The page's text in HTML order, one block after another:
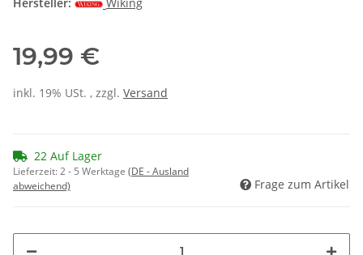
Hersteller:
Wiking
19,99 €
inkl. 19% USt. , zzgl. Versand
22 Auf Lager
Lieferzeit:2 - 5 Werktage (DE - Ausland
abweichend)
Frage zum Artikel